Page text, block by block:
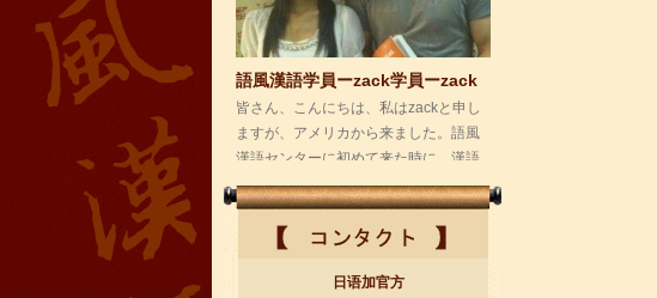
ますが、アメリカから来ました。語風
漢語センターに初めて来た時に、漢語
はこんなに...
日语加官方